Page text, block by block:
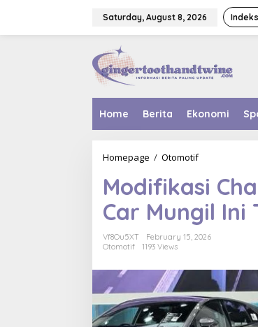
Saturday, August 8, 2026
Home Berita Ekonomi
Homepage / OtomotifModifikasi
Lumin
di
IIMS
2026,
City
Ini
Tampil
Berani
dan
Nyentrik
Modifikasi
Car Mungil
Vf8Ou5XT
February 15, 2026
Otomotif
1193 Views